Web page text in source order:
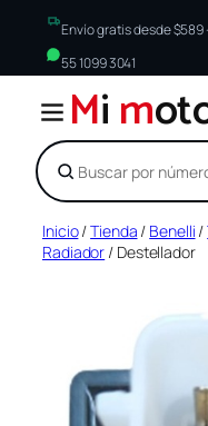
Envío gratis desde $589
55 1099 3041
Mim
SaltarInicio/Tienda / Benelli /
Radiador / Destellador